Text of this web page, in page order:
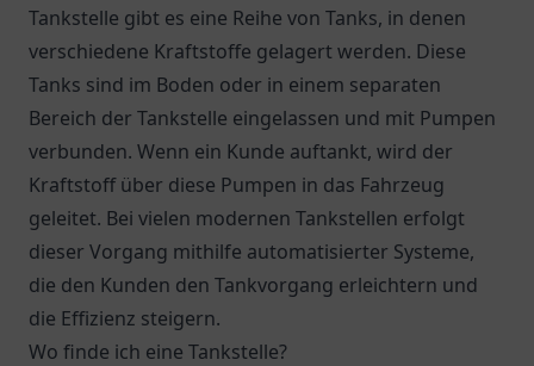
Tankstelle gibt es eine Reihe von Tanks, in denen
verschiedene Kraftstoffe gelagert werden. Diese
Tanks sind im Boden oder in einem separaten
Bereich der Tankstelle eingelassen und mit Pumpen
verbunden. Wenn ein Kunde auftankt, wird der
Kraftstoff über diese Pumpen in das Fahrzeug
geleitet. Bei vielen modernen Tankstellen erfolgt
dieser Vorgang mithilfe automatisierter Systeme,
die den Kunden den Tankvorgang erleichtern und
die Effizienz steigern.
Wo finde ich eine Tankstelle?